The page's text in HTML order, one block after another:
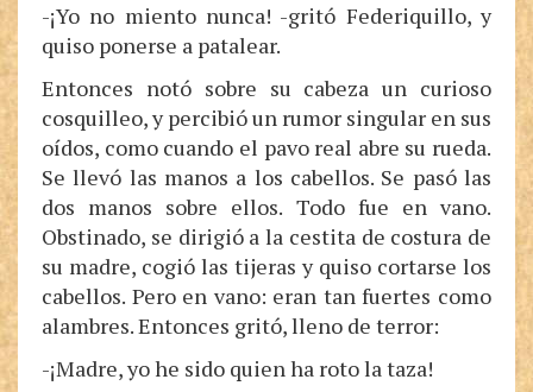
-¡Yo no miento nunca! -gritó Federiquillo, y
quiso ponerse a patalear.
Entonces notó sobre su cabeza un curioso
cosquilleo, y percibió un rumor singular en sus
oídos, como cuando el pavo real abre su rueda.
Se llevó las manos a los cabellos. Se pasó las
dos manos sobre ellos. Todo fue en vano.
Obstinado, se dirigió a la cestita de costura de
su madre, cogió las tijeras y quiso cortarse los
cabellos. Pero en vano: eran tan fuertes como
alambres. Entonces gritó, lleno de terror:
-¡Madre, yo he sido quien ha roto la taza!